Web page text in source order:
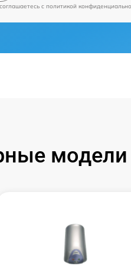
c политикой
модели